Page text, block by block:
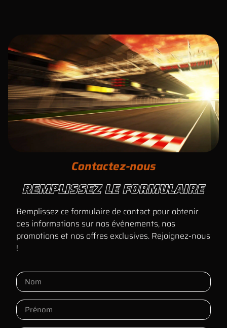
Contactez-nous
REMPLISSEZ LE FORMULAIRE
Remplissez ce formulaire de contact pour obtenir
des informations sur nos événements, nos
promotions et nos offres exclusives. Rejoignez-nous
!